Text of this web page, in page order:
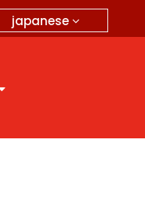
japanese